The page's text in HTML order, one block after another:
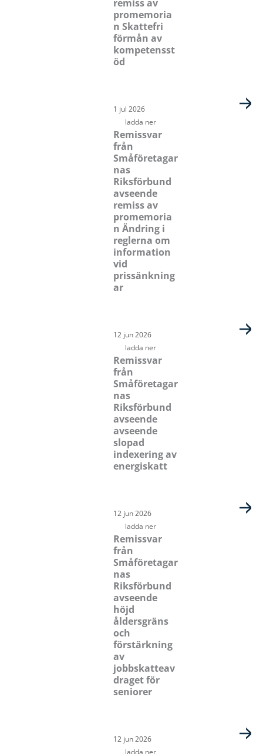
remiss av
promemoria
n Skattefri
förmån av
kompetensst
öd
1 jul 2026
ladda ner
Remissvar
från
Småföretagar
nas
Riksförbund
avseende
remiss av
promemoria
n Ändring i
reglerna om
information
vid
prissänkning
ar
12 jun 2026
ladda ner
Remissvar
från
Småföretagar
nas
Riksförbund
avseende
avseende
slopad
indexering av
energiskatt
12 jun 2026
ladda ner
Remissvar
från
Småföretagar
nas
Riksförbund
avseende
höjd
åldersgräns
och
förstärkning
av
jobbskatteav
draget för
seniorer
12 jun 2026
ladda ner